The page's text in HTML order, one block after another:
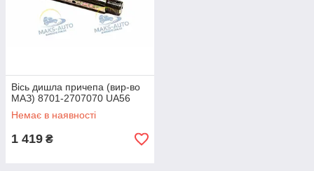
Вісь дишла причепа (вир-во
МАЗ) 8701-2707070 UA56
Немає в наявності
1 419 ₴